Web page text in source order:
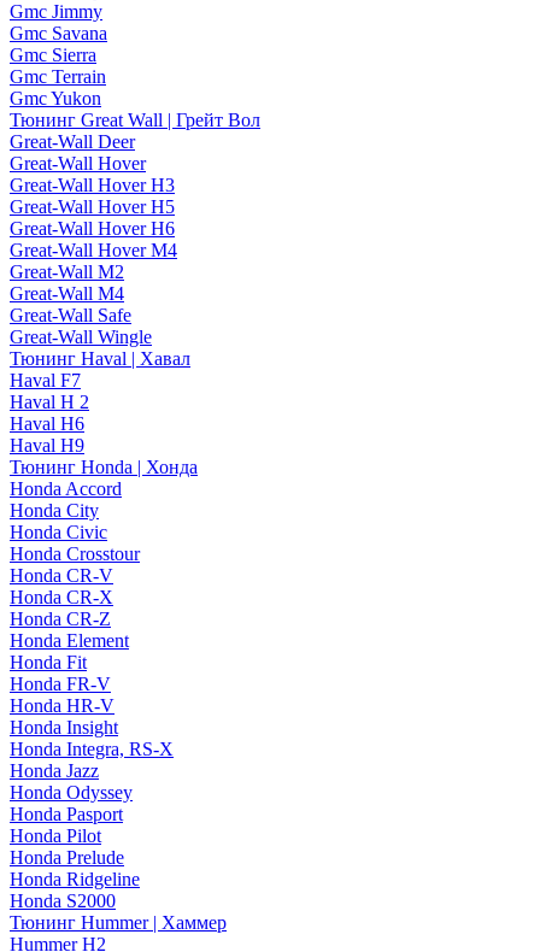
Gmc Jimmy
Gmc Savana
Gmc Sierra
Gmc Terrain
Gmc Yukon
Тюнинг Great Wall | Грейт Вол
Great-Wall Deer
Great-Wall Hover
Great-Wall Hover H3
Great-Wall Hover H5
Great-Wall Hover H6
Great-Wall Hover M4
Great-Wall M2
Great-Wall M4
Great-Wall Safe
Great-Wall Wingle
Тюнинг Haval | Хавал
Haval F7
Haval H 2
Haval H6
Haval H9
Тюнинг Honda | Хонда
Honda Accord
Honda City
Honda Civic
Honda Crosstour
Honda CR-V
Honda CR-X
Honda CR-Z
Honda Element
Honda Fit
Honda FR-V
Honda HR-V
Honda Insight
Honda Integra, RS-X
Honda Jazz
Honda Odyssey
Honda Pasport
Honda Pilot
Honda Prelude
Honda Ridgeline
Honda S2000
Тюнинг Hummer | Хаммер
Hummer H2